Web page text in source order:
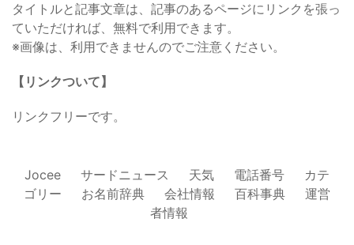
タイトルと記事文章は、記事のあるページにリンクを張っ
ていただければ、無料で利用できます。
※画像は、利用できませんのでご注意ください。
【リンクついて】
リンクフリーです。
Jocee サードニュース 天気 電話番号
カテ
ゴリー
お名前辞典 会社情報 百科事典
運営
者情報